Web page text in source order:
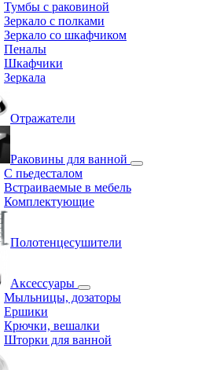
Тумбы с раковиной
Зеркало с полками
Зеркало со шкафчиком
Пеналы
Шкафчики
Зеркала
Отражатели
Раковины для ванной
С пьедесталом
Встраиваемые в мебель
Комплектующие
Полотенцесушители
Аксессуары
Мыльницы, дозаторы
Ершики
Крючки, вешалки
Шторки для ванной